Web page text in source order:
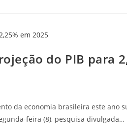
do PIB para
da economia brasileira este ano
feira (8), pesquisa divulgada…